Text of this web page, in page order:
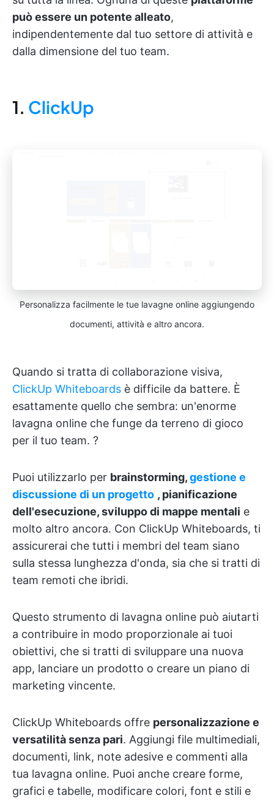
può essere un potente alleato,
indipendentemente dal tuo settore di attività e
dalla dimensione del tuo team.
1. ClickUp
Personalizza facilmente le tue lavagne online aggiungendo
documenti, attività e altro ancora.
Quando si tratta di collaborazione visiva,
ClickUp Whiteboards è difficile da battere. È
esattamente quello che sembra: un'enorme
lavagna online che funge da terreno di gioco
per il tuo team. ?
Puoi utilizzarlo per brainstorming,gestione e
discussione di un progetto , pianificazione
dell'esecuzione, sviluppo di mappe mentali e
molto altro ancora. Con ClickUp Whiteboards, ti
assicurerai che tutti i membri del team siano
sulla stessa lunghezza d'onda, sia che si tratti di
team remoti che ibridi.
Questo strumento di lavagna online può aiutarti
a contribuire in modo proporzionale ai tuoi
obiettivi, che si tratti di sviluppare una nuova
app, lanciare un prodotto o creare un piano di
marketing vincente.
ClickUp Whiteboards offre personalizzazione e
versatilità senza pari. Aggiungi file multimediali,
documenti, link, note adesive e commenti alla
tua lavagna online. Puoi anche creare forme,
grafici e tabelle, modificare colori, font e stili e